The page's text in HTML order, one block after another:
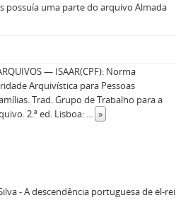
possuía uma parte do arquivo Almada
— ISAAR(CPF): Norma
Arquivística para Pessoas
Trad. Grupo de Trabalho para a
2.ª ed. Lisboa: ... »
- A descendência portuguesa de el-rei